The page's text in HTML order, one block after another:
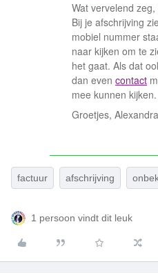
Wat vervelend
Bij je afschrijving
mobiel nummer
naar kijken om te
het gaat. Als dat
dan even contact
mee kunnen kijken.
Groetjes, Alexandra
factuur afschrijving
1 persoon vindt dit leuk